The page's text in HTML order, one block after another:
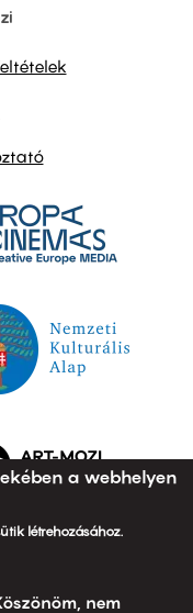
a webhelyen
létrehozásához.
nem